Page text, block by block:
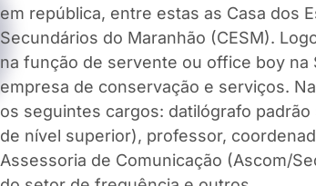
em república, entre estas as Casa dos
Secundários do Maranhão (CESM).
na função de servente ou office boy na
empresa de conservação e serviços.
os seguintes cargos: datilógrafo
de nível superior), professor,
Assessoria de Comunicação (Ascom/